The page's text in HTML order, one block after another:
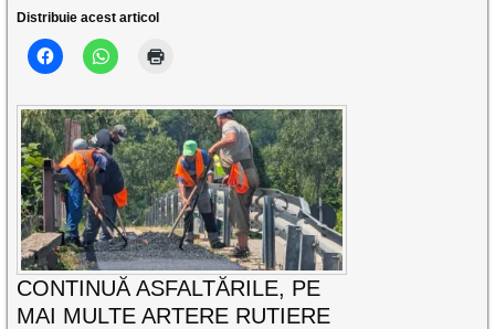
Distribuie acest articol
CONTINUĂ ASFALTĂRILE, PE
MAI MULTE ARTERE RUTIERE